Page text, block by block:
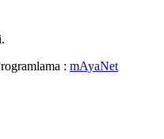
: mAyaNet